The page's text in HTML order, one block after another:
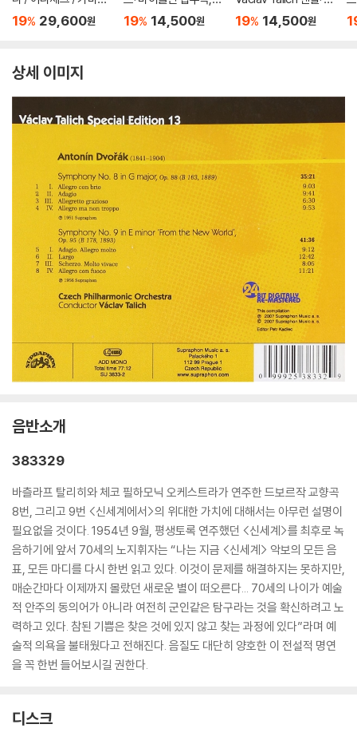
비츠 (Smetana / Jan
19% 29,600원
클라리넷 협주곡 (Moz
19% 14,500원
보에 협주곡 / 바흐: 피
19% 14,500원
상세 이미지
음반소개
383329
바츨라프 탈리히와 체코 필하모닉 오케스트라가 연주한 드보르작 교향곡
8번, 그리고 9번 <신세계에서>의 위대한 가치에 대해서는 아무런 설명이
필요없을 것이다. 1954년 9월, 평생토록 연주했던 <신세계>를 최후로 녹
음하기에 앞서 70세의 노지휘자는 “나는 지금 <신세계> 악보의 모든 음
표, 모든 마디를 다시 한번 읽고 있다. 이것이 문제를 해결하지는 못하지만,
매순간마다 이제까지 몰랐던 새로운 별이 떠오른다... 70세의 나이가 예술
적 안주의 동의어가 아니라 여전히 군인같은 탐구라는 것을 확신하려고 노
력하고 있다. 참된 기쁨은 찾은 것에 있지 않고 찾는 과정에 있다”라며 예
술적 의욕을 불태웠다고 전해진다. 음질도 대단히 양호한 이 전설적 명연
을 꼭 한번 들어보시길 권한다.
디스크